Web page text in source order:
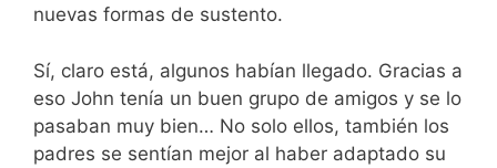
nuevas formas de sustento.
Sí, claro está, algunos habían llegado. Gracias a
eso John tenía un buen grupo de amigos y se lo
pasaban muy bien… No solo ellos, también los
padres se sentían mejor al haber adaptado su